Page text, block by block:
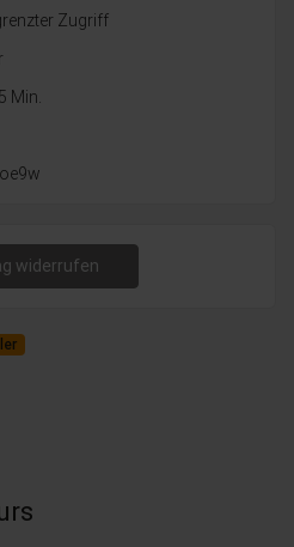
Zugriff
Min.
widerrufen